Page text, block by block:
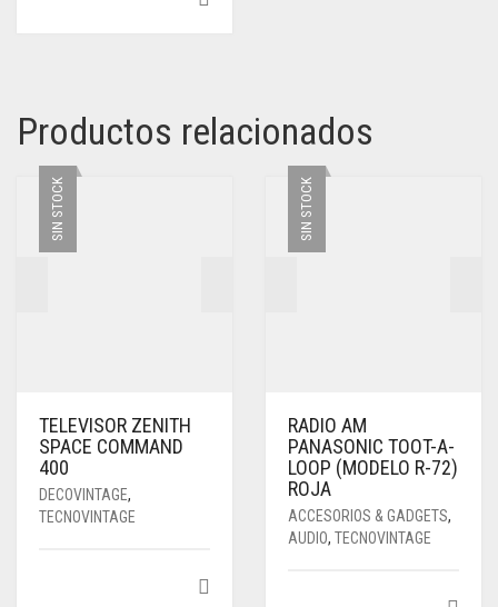
Productos relacionados
SIN STOCK
TELEVISOR ZENITH
SPACE COMMAND
400
DECOVINTAGE,
TECNOVINTAGE
SIN STOCK
RADIO AM
PANASONIC TOOT-A-
LOOP (MODELO R-72)
ROJA
ACCESORIOS & GADGETS,
AUDIO, TECNOVINTAGE